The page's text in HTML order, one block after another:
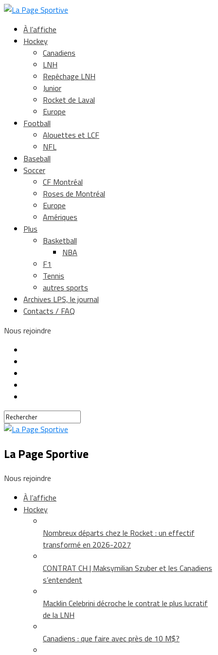
À l’affiche
Hockey
Canadiens
LNH
Repêchage LNH
Junior
Rocket de Laval
Europe
Football
Alouettes et LCF
NFL
Baseball
Soccer
CF Montréal
Roses de Montréal
Europe
Amériques
Plus
Basketball
NBA
F1
Tennis
autres sports
Archives LPS, le journal
Contacts / FAQ
Nous rejoindre
La Page Sportive
Nous rejoindre
À l’affiche
Hockey
Nombreux départs chez le Rocket : un effectif
transformé en 2026-2027
CONTRAT CH | Maksymilian Szuber et les Canadiens
s’entendent
Macklin Celebrini décroche le contrat le plus lucratif
de la LNH
Canadiens : que faire avec près de 10 M$?